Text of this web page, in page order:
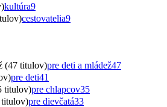
kultúra9
cestovatelia9
(47 titulov)pre deti a mládež47
pre deti41
titulov)pre chlapcov35
titulov)pre dievčatá33